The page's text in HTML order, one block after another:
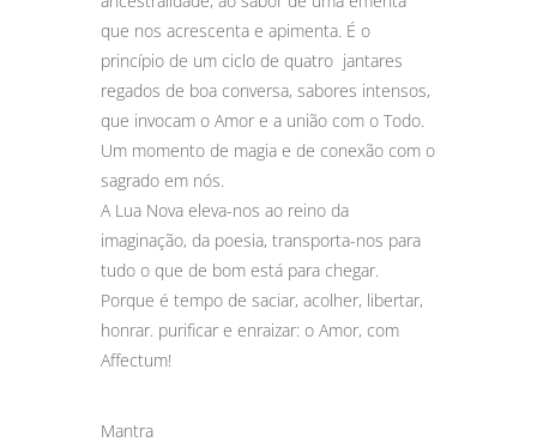
que nos acrescenta e apimenta. É o
princípio de um ciclo de quatro jantares
regados de boa conversa, sabores intensos,
que invocam o Amor e a união com o Todo.
Um momento de magia e de conexão com o
sagrado em nós.
A Lua Nova eleva-nos ao reino da
imaginação, da poesia, transporta-nos para
tudo o que de bom está para chegar.
Porque é tempo de saciar, acolher, libertar,
honrar. purificar e enraizar: o Amor, com
Affectum!
Mantra